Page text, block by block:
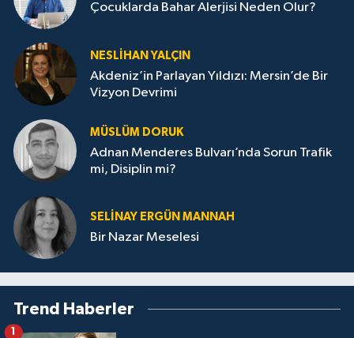
Çocuklarda Bahar Alerjisi Neden Olur?
NESLIHAN YALÇIN
Akdeniz’in Parlayan Yıldızı: Mersin’de Bir
Vizyon Devrimi
MÜSLÜM DORUK
Adnan Menderes Bulvarı’nda Sorun Trafik
mi, Disiplin mi?
SELINAY ERGÜN MANNAH
Bir Nazar Meselesi
Trend Haberler
1